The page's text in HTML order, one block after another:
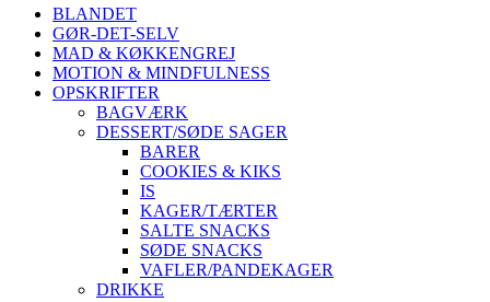
BLANDET
GØR-DET-SELV
MAD & KØKKENGREJ
MOTION & MINDFULNESS
OPSKRIFTER
BAGVÆRK
DESSERT/SØDE SAGER
BARER
COOKIES & KIKS
IS
KAGER/TÆRTER
SALTE SNACKS
SØDE SNACKS
VAFLER/PANDEKAGER
DRIKKE